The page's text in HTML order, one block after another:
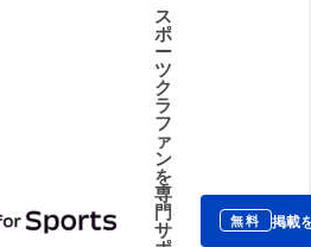
ス
ポ
ー
ツ
ク
ラ
フ
ァ
ン
を
専
門
サ 無料 掲載